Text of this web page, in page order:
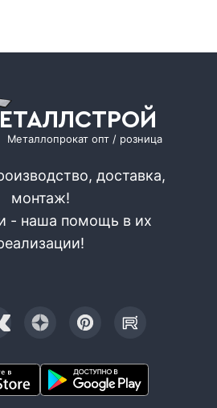
ЕТАЛЛСТРОЙ
Металлопрокат опт / розница
доставка,
монтаж!
- наша помощь в их